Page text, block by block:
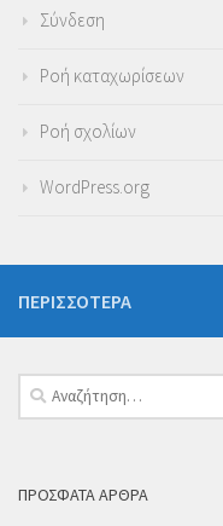
Σύνδεση
Ροή καταχωρίσεων
Ροή σχολίων
WordPress.org
ΠΕΡΙΣΣΌΤΕΡΑ
Αναζήτηση
για:
ΠΡΌΣΦΑΤΑ ΆΡΘΡΑ